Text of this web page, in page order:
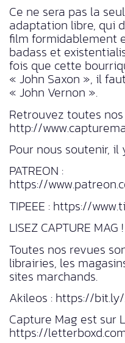
Ce ne sera pas la
adaptation libre, qui
film formidablement
badass et
fois que cette
« John Saxon », il
« John Vernon ».
Retrouvez toutes
http://
Pour nous soutenir, il
PATREON :
https://
TIPEEE : https://
LISEZ CAPTURE MAG !
Toutes nos revues
librairies, les
sites marchands.
Akileos : https://
Capture Mag est sur
https://